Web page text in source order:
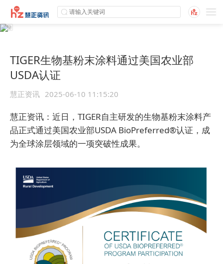
TIGER生物基粉末涂料通过美国农业部
USDA认证
慧正资讯 2025-06-10 11:15:20
慧正资讯：近日，TIGER自主研发的生物基粉末涂料产
品正式通过美国农业部USDA BioPreferred®认证，成
为全球涂层领域的一项突破性成果。